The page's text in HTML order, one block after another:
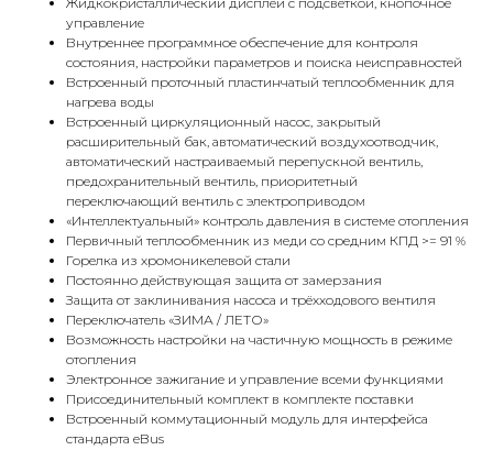
управление
Внутреннее программное обеспечение для контроля
состояния, настройки параметров и поиска неисправностей
Встроенный проточный пластинчатый теплообменник для
нагрева воды
Встроенный циркуляционный насос, закрытый
расширительный бак, автоматический воздухоотводчик,
автоматический настраиваемый перепускной вентиль,
предохранительный вентиль, приоритетный
переключающий вентиль с электроприводом
«Интеллектуальный» контроль давления в системе отопления
Первичный теплообменник из меди со средним КПД >= 91 %
Горелка из хромоникелевой стали
Постоянно действующая защита от замерзания
Защита от заклинивания насоса и трёхходового вентиля
Переключатель «ЗИМА / ЛЕТО»
Возможность настройки на частичную мощность в режиме
отопления
Электронное зажигание и управление всеми функциями
Присоединительный комплект в комплекте поставки
Встроенный коммутационный модуль для интерфейса
стандарта eBus
Адрес
Г.Москва Волоколамское шоссе,
71/22к2
Пн-вс с 9:00 до 18:00
Телефон
8 495 233-79-79
8 985 233-79-79
КОНТАКТЫ